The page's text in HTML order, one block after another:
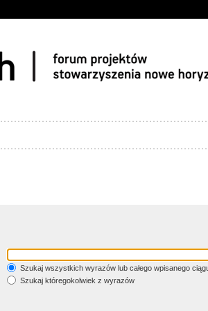
Szukaj wszystkich wyrazów lub całego wpisanego
Szukaj któregokolwiek z wyrazów